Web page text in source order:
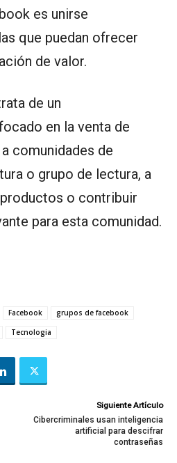
es unirse
que puedan ofrecer
de valor.
de un
en la venta de
comunidades de
o grupo de lectura, a
o contribuir
para esta comunidad.
Facebook
grupos de facebook
Tecnologia
Siguiente Artículo
Cibercriminales usan inteligencia
artificial para descifrar
contraseñas